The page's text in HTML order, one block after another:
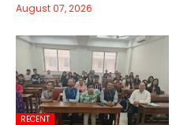
August 07, 2026
RECENT